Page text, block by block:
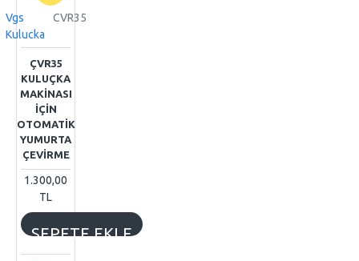
Vgs
Kulucka
CVR35
ÇVR35
KULUÇKA
MAKİNASI
İÇİN
OTOMATİK
YUMURTA
ÇEVİRME
1.300,00
TL
SEPETE EKLE